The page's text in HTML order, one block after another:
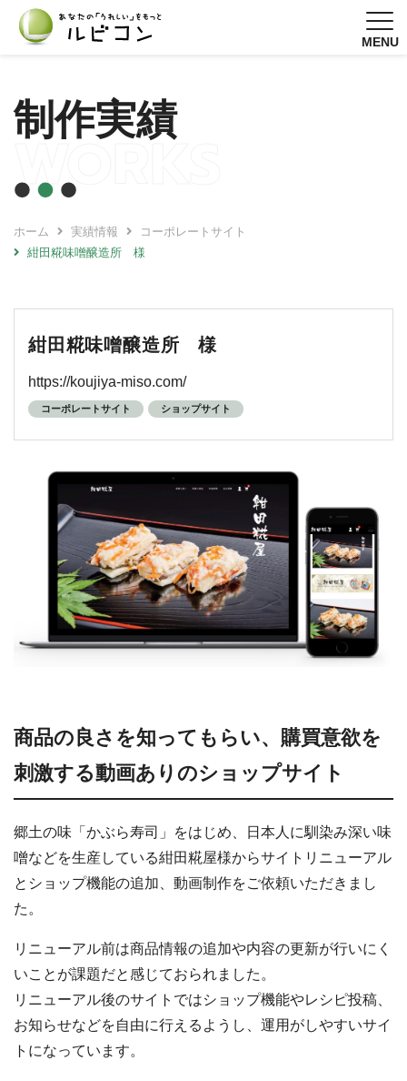
MENU
制作実績
WORKS
ホーム 実績情報
コーポレートサイト
紺田糀味噌醸造所 様
紺田糀味噌醸造所 様
https://koujiya-miso.com/
コーポレートサイト ショップサイト
商品の良さを知ってもらい、購買意欲を
刺激する動画ありのショップサイト
郷土の味「かぶら寿司」をはじめ、日本人に馴染み深い味
噌などを生産している紺田糀屋様からサイトリニューアル
とショップ機能の追加、動画制作をご依頼いただきまし
た。
リニューアル前は商品情報の追加や内容の更新が行いにく
いことが課題だと感じておられました。
リニューアル後のサイトではショップ機能やレシピ投稿、
お知らせなどを自由に行えるようし、運用がしやすいサイ
トになっています。